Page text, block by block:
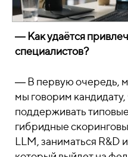
― Как удаётся
специалистов?
― В первую очередь,
мы говорим
поддерживать
гибридные
LLM, заниматься R&D